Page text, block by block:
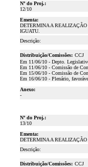
Nº do Proj.:
12/10
Ementa:
DETERMINA A
IGUATU.
Descrição:
Distribuição/Comissões: CCJ
Em 11/06/10 - Depto.
Em 11/06/10 - Comissão de
Em 15/06/10 - Comissão de
Em 16/06/10 - Plenário,
Anexo:
-
Nº do Proj.:
13/10
Ementa:
DETERMINA A
Descrição:
Distribuição/Comissões: CCJ